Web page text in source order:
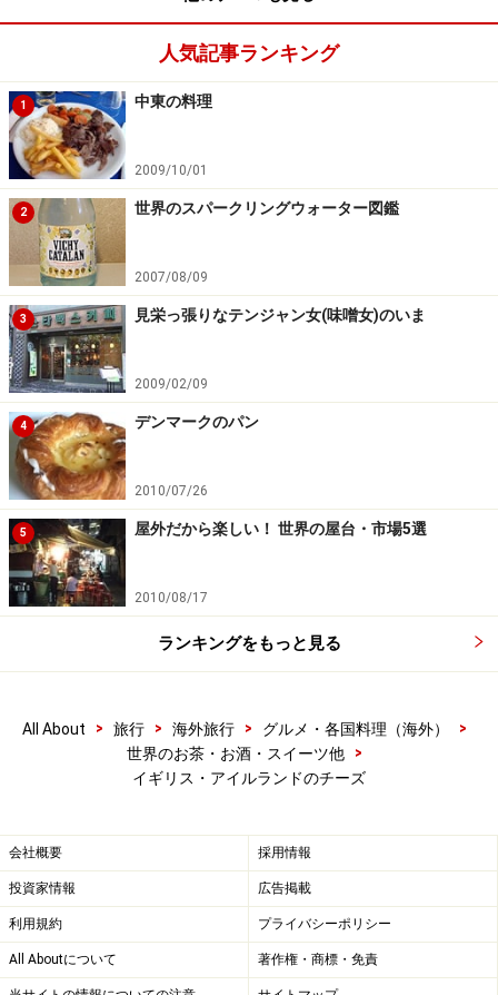
人気記事ランキング
1 中東の料理
2009/10/01
2 世界のスパークリングウォーター図鑑
2007/08/09
3 見栄っ張りなテンジャン女(味噌女)のいま
2009/02/09
4 デンマークのパン
2010/07/26
5 屋外だから楽しい！ 世界の屋台・市場5選
2010/08/17
ランキングをもっと見る
All About > 旅行 > 海外旅行 > グルメ・各国料理（海外）
>
世界のお茶・お酒・スイーツ他
>
イギリス・アイルランドのチーズ
会社概要 採用情報
投資家情報 広告掲載
利用規約 プライバシーポリシー
All Aboutについて 著作権・商標・免責